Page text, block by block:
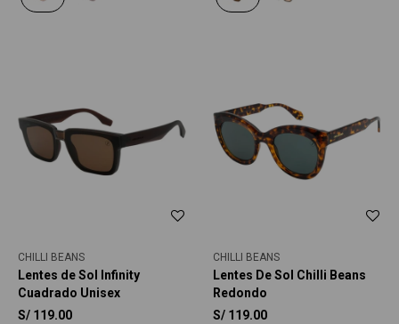
CHILLI BEANS
Lentes de Sol Infinity
Cuadrado Unisex
S/ 119.00
CHILLI BEANS
Lentes De Sol Chilli Beans
Redondo
S/ 119.00